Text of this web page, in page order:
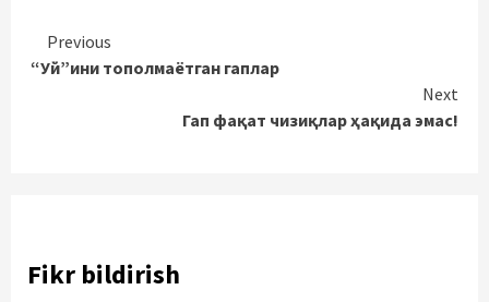
Continue
Reading
Previous
“Уй”ини тополмаётган гаплар
Next
Гап фақат чизиқлар ҳақида эмас!
Fikr bildirish